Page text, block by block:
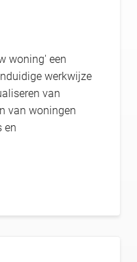
woning' een
werkwijze
van
van woningen
en